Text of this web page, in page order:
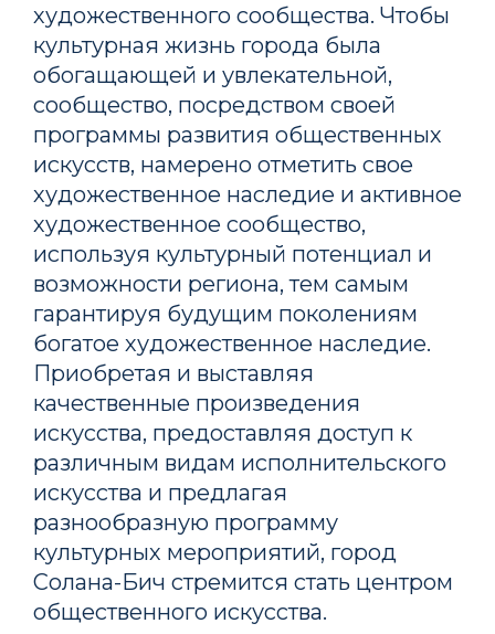
художественного сообщества. Чтобы
культурная жизнь города была
обогащающей и увлекательной,
сообщество, посредством своей
программы развития общественных
искусств, намерено отметить свое
художественное наследие и активное
художественное сообщество,
используя культурный потенциал и
возможности региона, тем самым
гарантируя будущим поколениям
богатое художественное наследие.
Приобретая и выставляя
качественные произведения
искусства, предоставляя доступ к
различным видам исполнительского
искусства и предлагая
разнообразную программу
культурных мероприятий, город
Солана-Бич стремится стать центром
общественного искусства.